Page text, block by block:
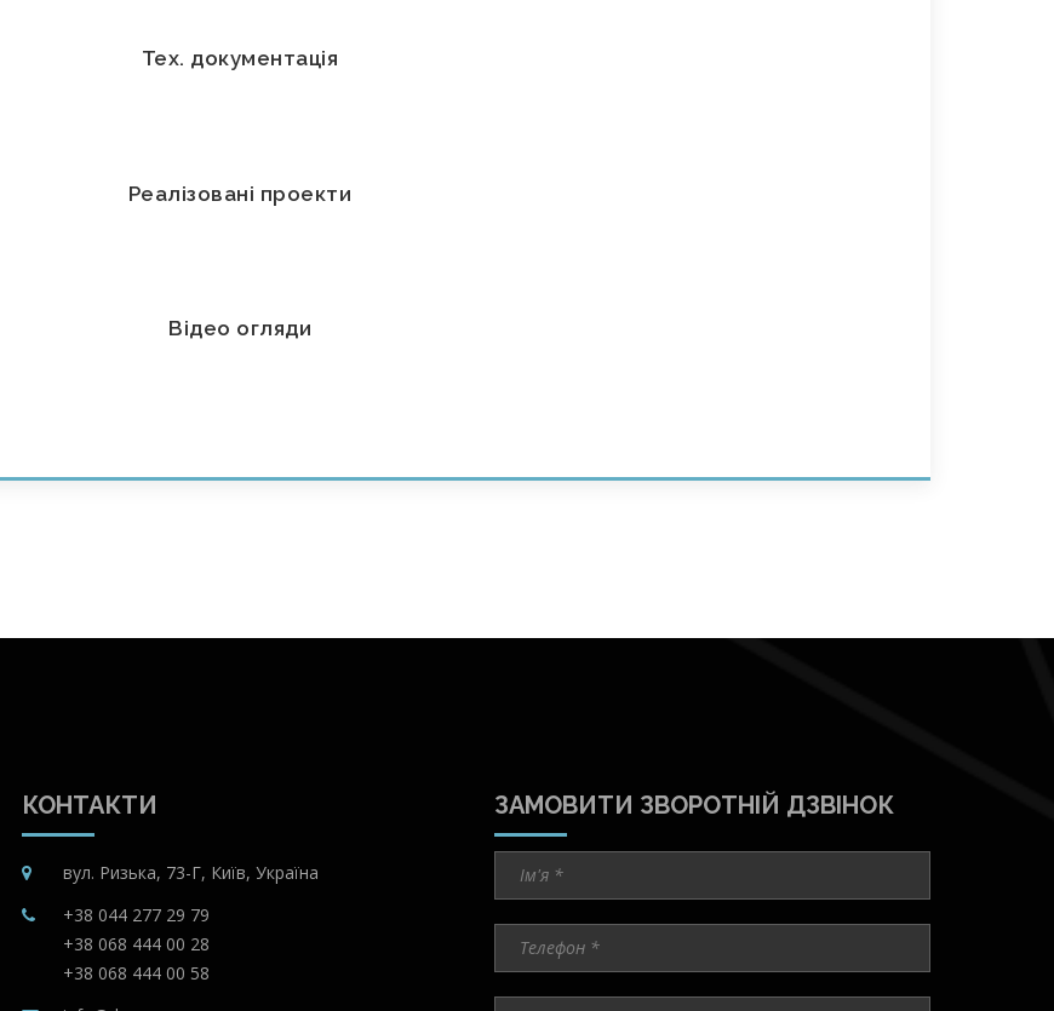
Тех. документація
Реалізовані проекти
Відео огляди
КОНТАКТИ
вул. Ризька, 73-Г, Київ, Україна
+38 044 277 29 79
+38 068 444 00 28
+38 068 444 00 58
ЗАМОВИТИ ЗВОРОТНІЙ ДЗВІНОК